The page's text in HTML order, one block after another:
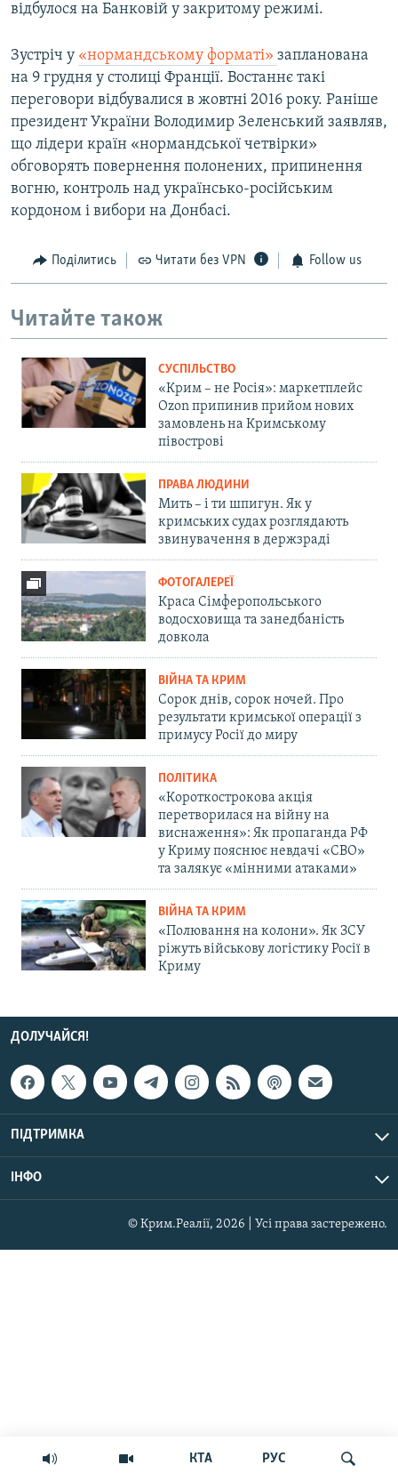
КТА РУС
відбулося на Банковій у закритому режимі.
Зустріч у «нормандському форматі» запланована
на 9 грудня у столиці Франції. Востаннє такі
переговори відбувалися в жовтні 2016 року. Раніше
президент України Володимир Зеленський заявляв,
що лідери країн «нормандської четвірки»
обговорять повернення полонених, припинення
вогню, контроль над українсько-російським
кордоном і вибори на Донбасі.
Поділитись Читати без VPN Follow us
Читайте також
СУСПІЛЬСТВО
«Крим – не Росія»: маркетплейс
Ozon припинив прийом нових
замовлень на Кримському
півострові
ПРАВА ЛЮДИНИ
Мить – і ти шпигун. Як у
кримських судах розглядають
звинувачення в держзраді
ФОТОГАЛЕРЕЇ
Краса Сімферопольського
водосховища та занедбаність
довкола
ВІЙНА ТА КРИМ
Сорок днів, сорок ночей. Про
результати кримської операції з
примусу Росії до миру
ПОЛІТИКА
«Короткострокова акція
перетворилася на війну на
виснаження»: Як пропаганда РФ
у Криму пояснює невдачі «СВО»
та залякує «мінними атаками»
ВІЙНА ТА КРИМ
«Полювання на колони». Як ЗСУ
ріжуть військову логістику Росії в
Криму
ДОЛУЧАЙСЯ!
ПІДТРИМКА
ІНФО
© Крим.Реалії, 2026 | Усі права застережено.